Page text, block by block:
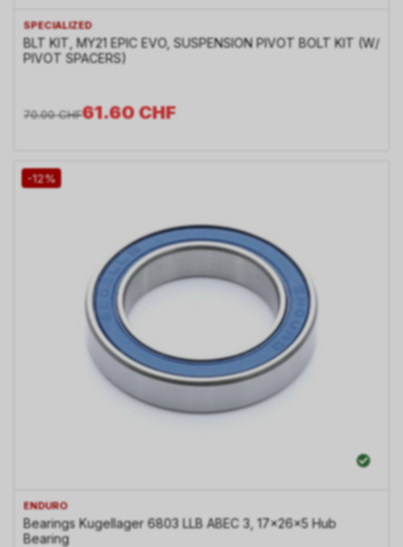
SPECIALIZED
BLT KIT, MY21 EPIC EVO, SUSPENSION PIVOT BOLT KIT (W/
PIVOT SPACERS)
61.60CHF
70.00 CHF
-12%
ENDURO
Bearings Kugellager 6803 LLB ABEC 3, 17x26x5 Hub
Bearing